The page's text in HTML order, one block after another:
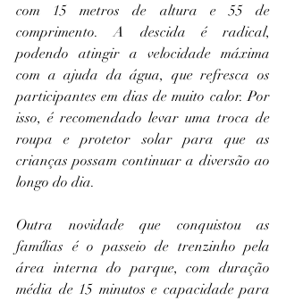
com 15 metros de altura e 55 de
comprimento. A descida é radical,
podendo atingir a velocidade máxima
com a ajuda da água, que refresca os
participantes em dias de muito calor. Por
isso, é recomendado levar uma troca de
roupa e protetor solar para que as
crianças possam continuar a diversão ao
longo do dia.
Outra novidade que conquistou as
famílias é o passeio de trenzinho pela
área interna do parque, com duração
média de 15 minutos e capacidade para